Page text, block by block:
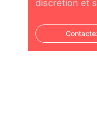
discrétion et